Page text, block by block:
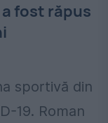
fost răpus
sportivă din
19. Roman